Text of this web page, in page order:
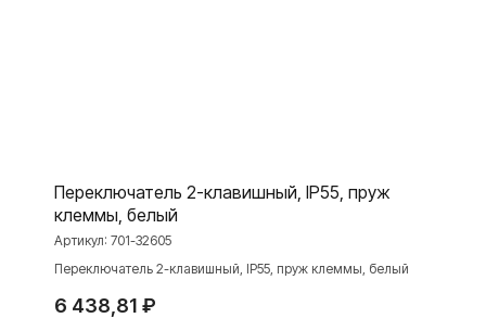
Переключатель 2-клавишный, IP55, пруж
клеммы, белый
Артикул: 701-32605
Переключатель 2-клавишный, IP55, пруж клеммы, белый
6 438,81 ₽
Наше время
Контакты